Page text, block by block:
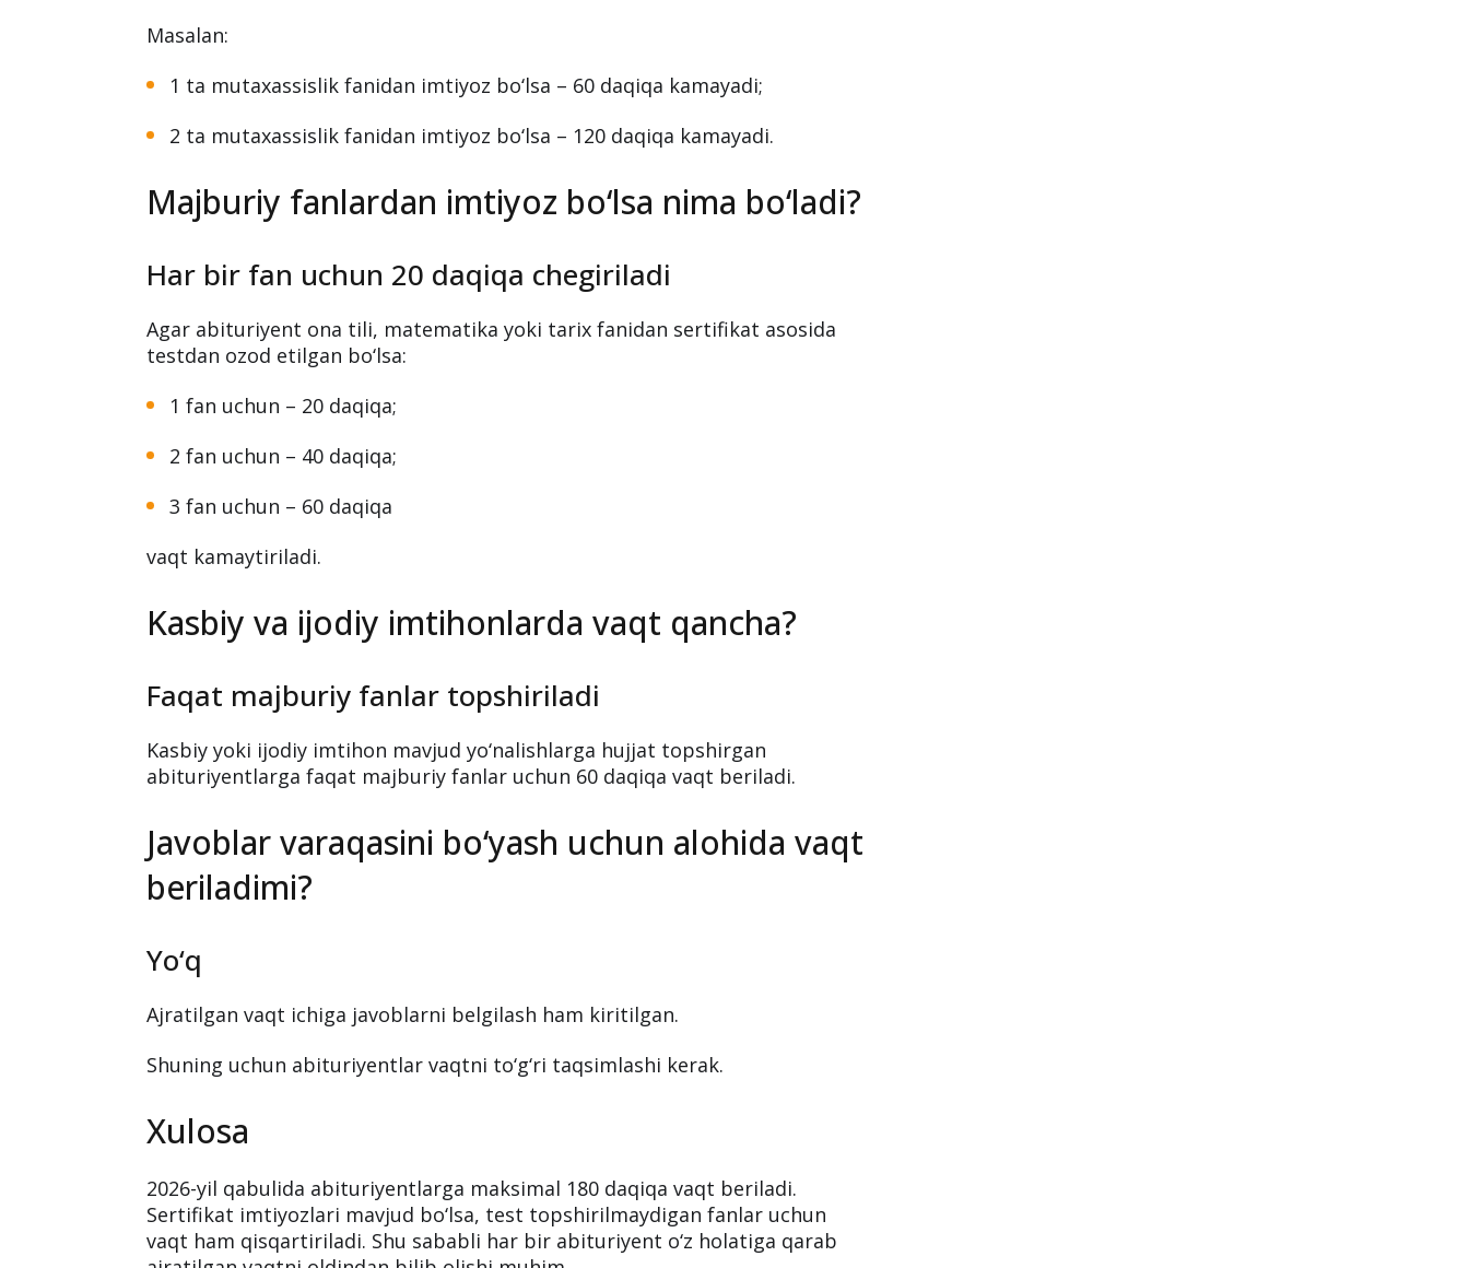
Masalan:
1 ta mutaxassislik fanidan imtiyoz bo‘lsa – 60 daqiqa kamayadi;
2 ta mutaxassislik fanidan imtiyoz bo‘lsa – 120 daqiqa kamayadi.
Majburiy fanlardan imtiyoz bo‘lsa nima bo‘ladi?
Har bir fan uchun 20 daqiqa chegiriladi
Agar abituriyent ona tili, matematika yoki tarix fanidan sertifikat asosida
testdan ozod etilgan bo‘lsa:
1 fan uchun – 20 daqiqa;
2 fan uchun – 40 daqiqa;
3 fan uchun – 60 daqiqa
vaqt kamaytiriladi.
Kasbiy va ijodiy imtihonlarda vaqt qancha?
Faqat majburiy fanlar topshiriladi
Kasbiy yoki ijodiy imtihon mavjud yo‘nalishlarga hujjat topshirgan
abituriyentlarga faqat majburiy fanlar uchun 60 daqiqa vaqt beriladi.
Javoblar varaqasini bo‘yash uchun alohida vaqt
beriladimi?
Yo‘q
Ajratilgan vaqt ichiga javoblarni belgilash ham kiritilgan.
Shuning uchun abituriyentlar vaqtni to‘g‘ri taqsimlashi kerak.
Xulosa
2026-yil qabulida abituriyentlarga maksimal 180 daqiqa vaqt beriladi.
Sertifikat imtiyozlari mavjud bo‘lsa, test topshirilmaydigan fanlar uchun
vaqt ham qisqartiriladi. Shu sababli har bir abituriyent o‘z holatiga qarab